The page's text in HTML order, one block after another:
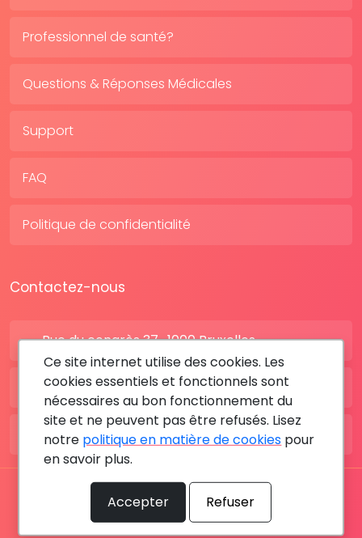
Professionnel de santé?
Questions & Réponses Médicales
Support
FAQ
Politique de confidentialité
Contactez-nous
Rue du congrès 37 , 1000 Bruxelles
BE: +32 28080227
FR: +33 183642895
Tous les droits sont réservés © 2026 RDV MÉDICAL By
MediaSatCom
Ce site internet utilise des cookies. Les
cookies essentiels et fonctionnels sont
nécessaires au bon fonctionnement du
site et ne peuvent pas être refusés. Lisez
notre politique en matière de cookies pour
en savoir plus.
Accepter Refuser